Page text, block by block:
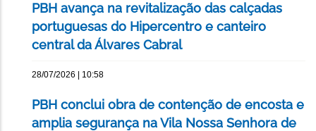
PBH avança na revitalização das calçadas
portuguesas do Hipercentro e canteiro
central da Álvares Cabral
28/07/2026 | 10:58
PBH conclui obra de contenção de encosta e
amplia segurança na Vila Nossa Senhora de